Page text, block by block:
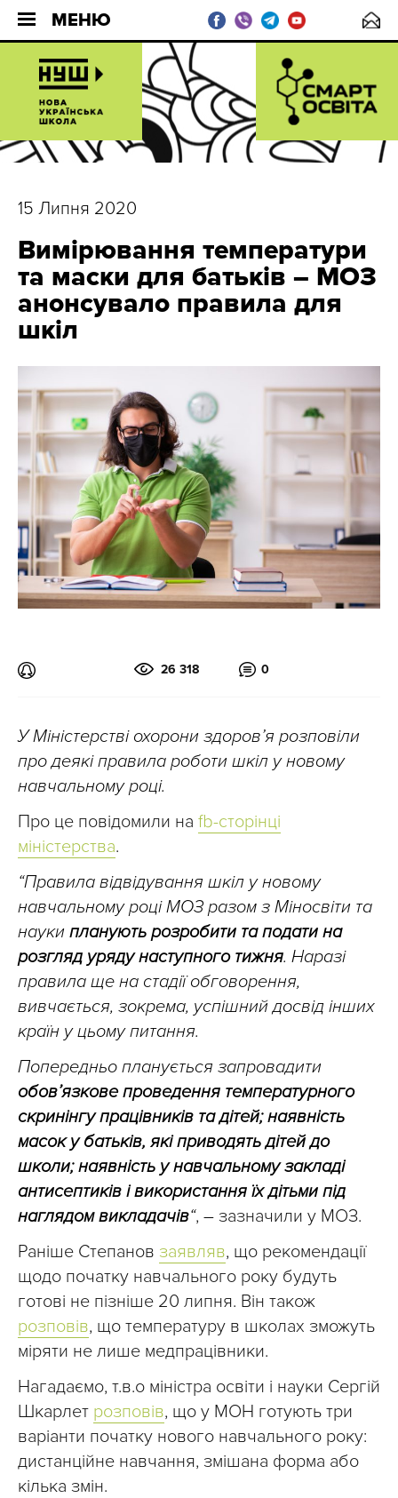
МЕНЮ
15 Липня 2020
Вимірювання температури
та маски для батьків – МОЗ
анонсувало правила для
шкіл
26 318 0
У Міністерстві охорони здоров’я розповіли
про деякі правила роботи шкіл у новому
навчальному році.
Про це повідомили на fb-сторінці
міністерства.
“Правила відвідування шкіл у новому
навчальному році МОЗ разом з Міносвіти та
науки планують розробити та подати на
розгляд уряду наступного тижня. Наразі
правила ще на стадії обговорення,
вивчається, зокрема, успішний досвід інших
країн у цьому питання.
Попередньо планується запровадити
обов’язкове проведення температурного
скринінгу працівників та дітей; наявність
масок у батьків, які приводять дітей до
школи; наявність у навчальному закладі
антисептиків і використання їх дітьми під
наглядом викладачів“, – зазначили у МОЗ.
Раніше Степанов заявляв, що рекомендації
щодо початку навчального року будуть
готові не пізніше 20 липня. Він також
розповів, що температуру в школах зможуть
міряти не лише медпрацівники.
Нагадаємо, т.в.о міністра освіти і науки Сергій
Шкарлет розповів, що у МОН готують три
варіанти початку нового навчального року:
дистанційне навчання, змішана форма або
кілька змін.